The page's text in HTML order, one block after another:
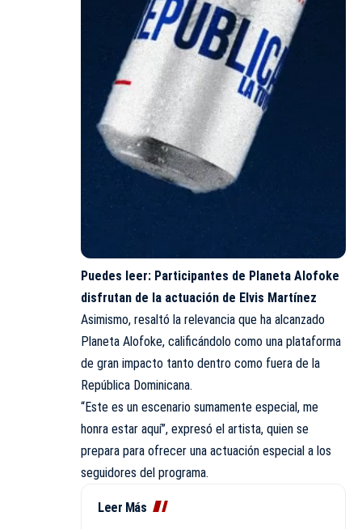
Puedes leer: Participantes de Planeta Alofoke
disfrutan de la actuación de Elvis Martínez
Asimismo, resaltó la relevancia que ha alcanzado
Planeta Alofoke, calificándolo como una plataforma
de gran impacto tanto dentro como fuera de la
República Dominicana.
“Este es un escenario sumamente especial, me
honra estar aquí”, expresó el artista, quien se
prepara para ofrecer una actuación especial a los
seguidores del programa.
Leer Más